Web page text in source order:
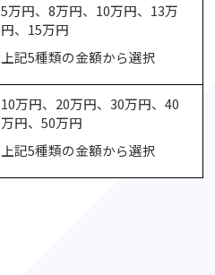
5万円、 8万円、 10万円、 13万
円、 15万円
上記5種類の金額から選択
10万円、 20万円、 30万円、 40
万円、 50万円
上記5種類の金額から選択